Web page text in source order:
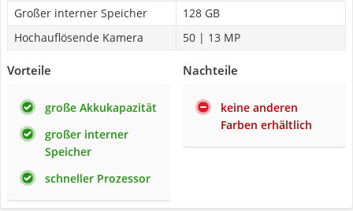
Großer interner Speicher
128 GB
Hochauflösende Kamera
50 | 13 MP
Vorteile
große Akkukapazität
großer interner
Speicher
schneller Prozessor
Nachteile
keine anderen
Farben erhältlich